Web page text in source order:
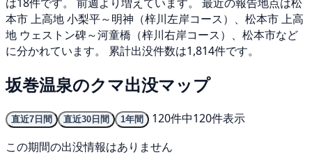
本市 上高地 小梨平～明神（梓川左岸コース）、松本市 上高
地 ウェストン碑～河童橋（梓川右岸コース）、松本市など
に分かれています。 累計出没件数は1,814件です。
坂巻温泉のクマ出没マップ
直近7日間 直近30日間 1年間
120件中120件表示
この期間の出没情報はありません